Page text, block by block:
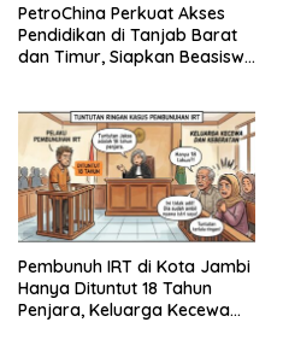
PetroChina Perkuat Akses
Pendidikan di Tanjab Barat
dan Timur, Siapkan Beasiswa
Pembunuh IRT di Kota Jambi
Hanya Dituntut 18 Tahun
Penjara, Keluarga Kecewa